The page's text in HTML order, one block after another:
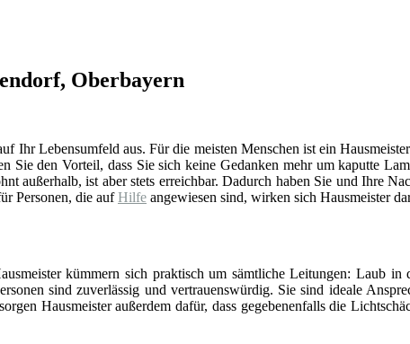
Oberbayern
Ihr Lebensumfeld aus. Für die meisten Menschen ist ein
Sie den Vorteil, dass Sie sich keine Gedanken mehr um kaputte
außerhalb, ist aber stets erreichbar. Dadurch haben Sie und Ihre
Personen, die aufHilfe angewiesen sind, wirken sich Hausmeister
kümmern sich praktisch um sämtliche Leitungen: Laub
sind zuverlässig und vertrauenswürdig. Sie sind ideale
sorgen Hausmeister außerdem dafür, dass gegebenenfalls die